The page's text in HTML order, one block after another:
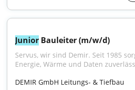
Junior Bauleiter (m/w/d)
Servus, wir sind Demir. Seit 1985
Energie, Wärme und Daten
DEMIR GmbH Leitungs- & Tiefbau